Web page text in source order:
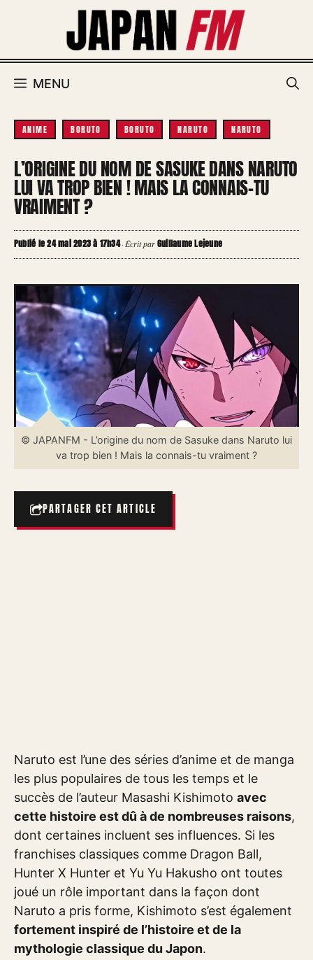
MENU
ANIME BORUTO BORUTO NARUTO NARUTO
L’ORIGINE DU NOM DE SASUKE DANS NARUTO
LUI VA TROP BIEN ! MAIS LA CONNAIS-TU
VRAIMENT ?
Publié le 24 mai 2023 à 17h34·Écrit parGuillaume Lejeune
© JAPANFM - L’origine du nom de Sasuke dans Naruto lui
va trop bien ! Mais la connais-tu vraiment ?
PARTAGER CET ARTICLE
Naruto est l’une des séries d’anime et de manga
les plus populaires de tous les temps et le
succès de l’auteur Masashi Kishimoto avec
cette histoire est dû à de nombreuses raisons,
dont certaines incluent ses influences. Si les
franchises classiques comme Dragon Ball,
Hunter X Hunter et Yu Yu Hakusho ont toutes
joué un rôle important dans la façon dont
Naruto a pris forme, Kishimoto s’est également
fortement inspiré de l’histoire et de la
mythologie classique du Japon.